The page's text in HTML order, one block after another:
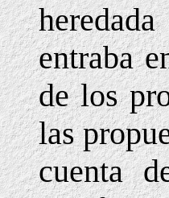
entraba
de los
las
cuenta